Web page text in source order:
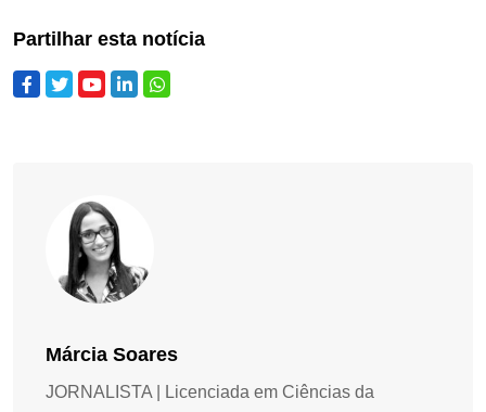
Partilhar esta notícia
Márcia Soares
JORNALISTA | Licenciada em Ciências da